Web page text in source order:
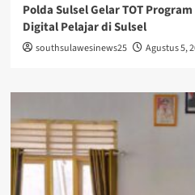
Polda Sulsel Gelar TOT
Digital Pelajar di Sulsel
southsulawesinews25 Agustus 5,